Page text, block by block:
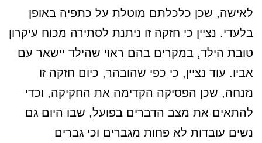
לאישה, שכן כלכלתם מוטלת על כתפיה באופן
בלעדי. נציין כי חזקה זו ניתנת לסתירה מכוח עיקרון
טובת הילד, במקרים בהם ראוי שהילד יישאר עם
אביו. עוד נציין, כי כפי שהובהר, כיום חזקה זו
נזנחה, שכן הפסיקה הקדימה את החקיקה, וכדי
להתאים את מצב הדברים בפועל, שבו היום גם
נשים עובדות לא פחות מגברים וכי גברים